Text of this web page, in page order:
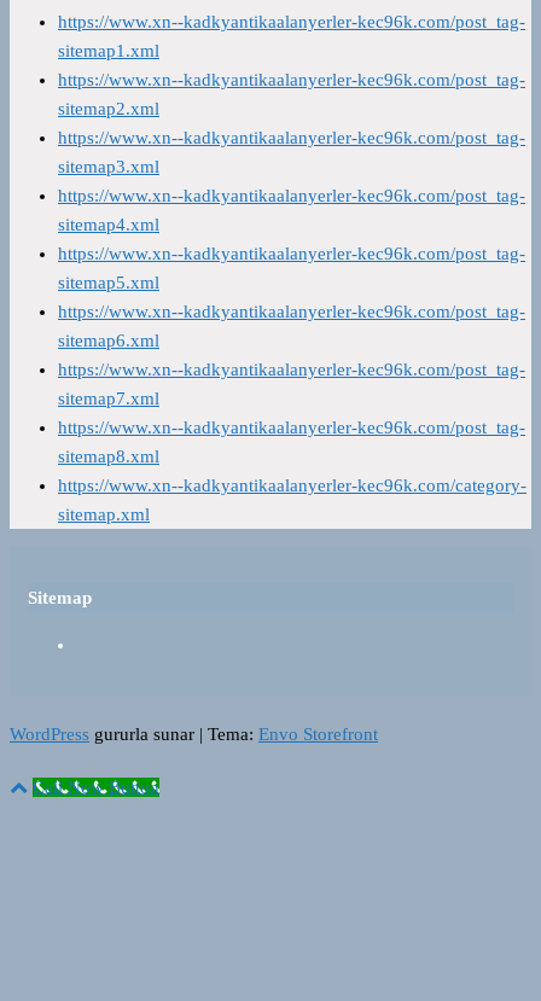
https://www.xn--kadkyantikaalanyerler-kec96k.com/post_tag-
sitemap1.xml
https://www.xn--kadkyantikaalanyerler-kec96k.com/post_tag-
sitemap2.xml
https://www.xn--kadkyantikaalanyerler-kec96k.com/post_tag-
sitemap3.xml
https://www.xn--kadkyantikaalanyerler-kec96k.com/post_tag-
sitemap4.xml
https://www.xn--kadkyantikaalanyerler-kec96k.com/post_tag-
sitemap5.xml
https://www.xn--kadkyantikaalanyerler-kec96k.com/post_tag-
sitemap6.xml
https://www.xn--kadkyantikaalanyerler-kec96k.com/post_tag-
sitemap7.xml
https://www.xn--kadkyantikaalanyerler-kec96k.com/post_tag-
sitemap8.xml
https://www.xn--kadkyantikaalanyerler-kec96k.com/category-
sitemap.xml
Sitemap
WordPress gururla sunar | Tema: Envo Storefront
Call Now Button